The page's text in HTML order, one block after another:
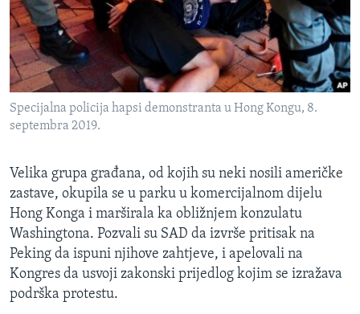
Specijalna policija hapsi demonstranta u Hong Kongu, 8.
septembra 2019.
Velika grupa građana, od kojih su neki nosili američke
zastave, okupila se u parku u komercijalnom dijelu
Hong Konga i marširala ka obližnjem konzulatu
Washingtona. Pozvali su SAD da izvrše pritisak na
Peking da ispuni njihove zahtjeve, i apelovali na
Kongres da usvoji zakonski prijedlog kojim se izražava
podrška protestu.